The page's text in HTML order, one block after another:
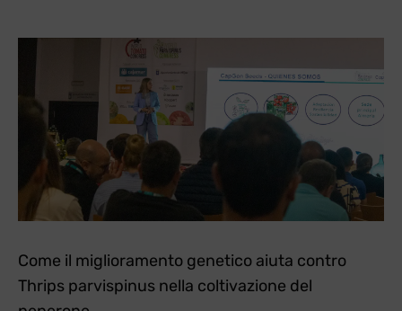
Come il miglioramento genetico aiuta contro
Thrips parvispinus nella coltivazione del